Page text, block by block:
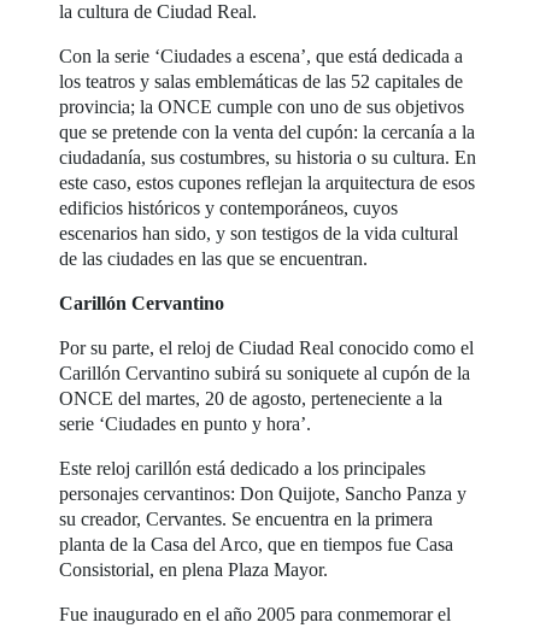
la cultura de Ciudad Real.
Con la serie ‘Ciudades a escena’, que está dedicada a
los teatros y salas emblemáticas de las 52 capitales de
provincia; la ONCE cumple con uno de sus objetivos
que se pretende con la venta del cupón: la cercanía a la
ciudadanía, sus costumbres, su historia o su cultura. En
este caso, estos cupones reflejan la arquitectura de esos
edificios históricos y contemporáneos, cuyos
escenarios han sido, y son testigos de la vida cultural
de las ciudades en las que se encuentran.
Carillón Cervantino
Por su parte, el reloj de Ciudad Real conocido como el
Carillón Cervantino subirá su soniquete al cupón de la
ONCE del martes, 20 de agosto, perteneciente a la
serie ‘Ciudades en punto y hora’.
Este reloj carillón está dedicado a los principales
personajes cervantinos: Don Quijote, Sancho Panza y
su creador, Cervantes. Se encuentra en la primera
planta de la Casa del Arco, que en tiempos fue Casa
Consistorial, en plena Plaza Mayor.
Fue inaugurado en el año 2005 para conmemorar el